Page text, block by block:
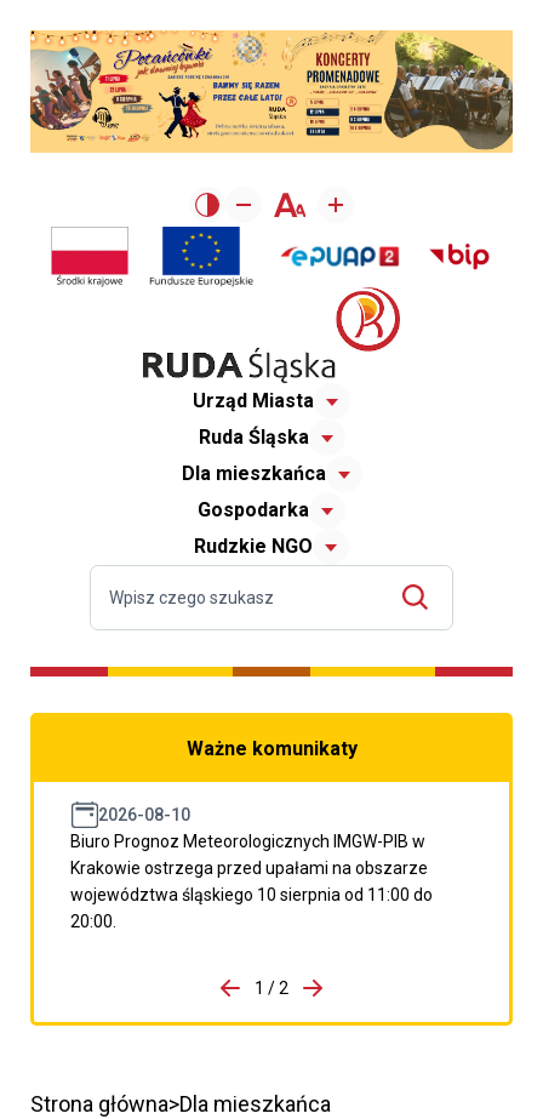
Urząd Miasta
Ruda Śląska
Dla mieszkańca
Gospodarka
Rudzkie NGO
Ważne komunikaty
2026-08-10
Biuro Prognoz Meteorologicznych IMGW-PIB w
Krakowie ostrzega przed upałami na obszarze
województwa śląskiego 10 sierpnia od 11:00 do
20:00.
porzpedniego komunikatu
1 / 2
Przejdź do następnego
Strona główna Dla mieszkańca